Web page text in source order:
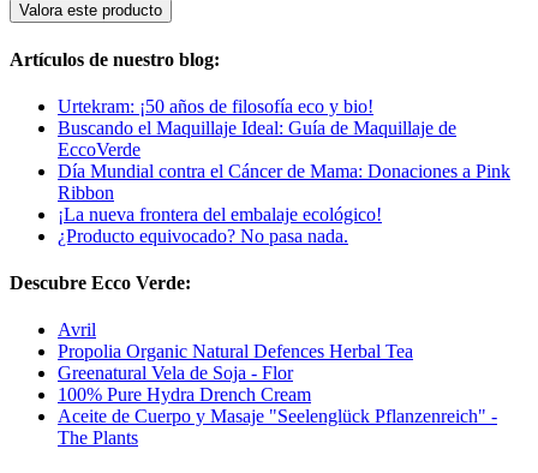
Valora este producto
Artículos de nuestro blog:
Urtekram: ¡50 años de filosofía eco y bio!
Buscando el Maquillaje Ideal: Guía de Maquillaje de
EccoVerde
Día Mundial contra el Cáncer de Mama: Donaciones a Pink
Ribbon
¡La nueva frontera del embalaje ecológico!
¿Producto equivocado? No pasa nada.
Descubre Ecco Verde:
Avril
Propolia Organic Natural Defences Herbal Tea
Greenatural Vela de Soja - Flor
100% Pure Hydra Drench Cream
Aceite de Cuerpo y Masaje "Seelenglück Pflanzenreich" -
The Plants